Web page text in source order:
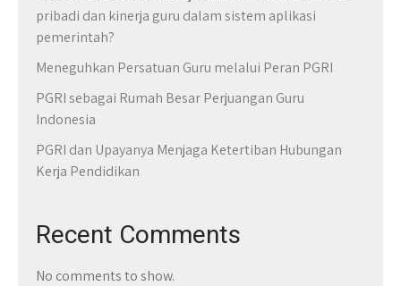
pribadi dan kinerja guru dalam sistem aplikasi
pemerintah?
Meneguhkan Persatuan Guru melalui Peran PGRI
PGRI sebagai Rumah Besar Perjuangan Guru
Indonesia
PGRI dan Upayanya Menjaga Ketertiban Hubungan
Kerja Pendidikan
Recent Comments
No comments to show.